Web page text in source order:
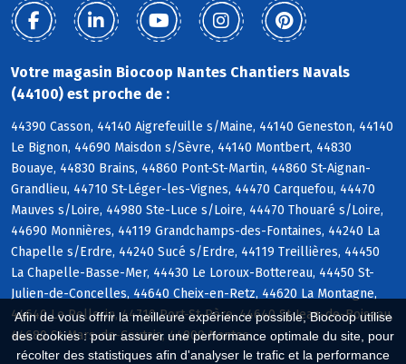
Afin de vous offrir la meilleure expérience possible, Biocoop utilise
des cookies : pour assurer une performance optimale du site, pour
récolter des statistiques afin d'analyser le trafic et la performance
Votre magasin Biocoop Nantes Chantiers Navals
(44100) est proche de :
44390 Casson, 44140 Aigrefeuille s/Maine, 44140 Geneston, 44140
Le Bignon, 44690 Maisdon s/Sèvre, 44140 Montbert, 44830
Bouaye, 44830 Brains, 44860 Pont-St-Martin, 44860 St-Aignan-
Grandlieu, 44710 St-Léger-les-Vignes, 44470 Carquefou, 44470
Mauves s/Loire, 44980 Ste-Luce s/Loire, 44470 Thouaré s/Loire,
44690 Monnières, 44119 Grandchamps-des-Fontaines, 44240 La
Chapelle s/Erdre, 44240 Sucé s/Erdre, 44119 Treillières, 44450
La Chapelle-Basse-Mer, 44430 Le Loroux-Bottereau, 44450 St-
Julien-de-Concelles, 44640 Cheix-en-Retz, 44620 La Montagne,
44640 Le Pellerin, 44710 Port-St-Père, 44640 St-Jean-de-Boiseau,
44680 St-Mars-de-Coutais, 44000 Nantes